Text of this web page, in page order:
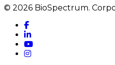
© 2026 BioSpectrum.
facebook
linkedin
youtube
instagram